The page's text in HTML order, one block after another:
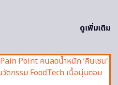
ดูเพิ่มเติม